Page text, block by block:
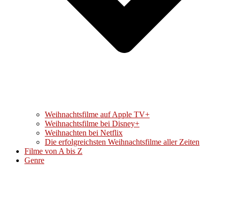
Weihnachtsfilme auf Apple TV+
Weihnachtsfilme bei Disney+
Weihnachten bei Netflix
Die erfolgreichsten Weihnachtsfilme aller Zeiten
Filme von A bis Z
Genre